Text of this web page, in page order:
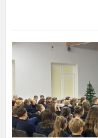
STEAM
diena